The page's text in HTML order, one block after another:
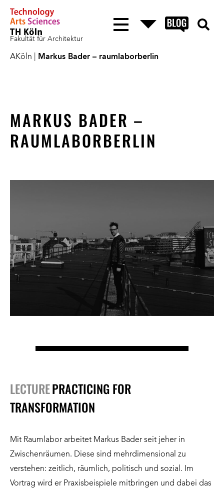
Fakultät für Architektur
AKöln Markus Bader – raumlaborberlin
MARKUS BADER –
RAUMLABORBERLIN
LECTUREPRACTICING FOR
TRANSFORMATION
Mit Raumlabor arbeitet Markus Bader seit jeher in
Zwischenräumen. Diese sind mehrdimensional zu
verstehen: zeitlich, räumlich, politisch und sozial. Im
Vortrag wird er Praxisbeispiele mitbringen und dabei das